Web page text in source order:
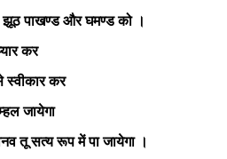
झूठ पाखण्ड और घमण्ड को ।
कर
स्वीकार कर
जायेगा
तू सत्य रूप में पा जायेगा ।